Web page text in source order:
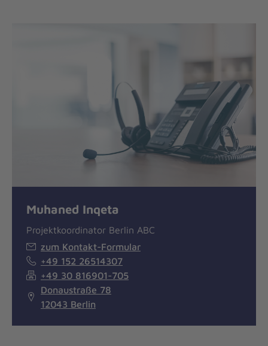
Muhaned Inqeta
Projektkoordinator Berlin ABC
zum Kontakt-Formular
+49 152 26514307
+49 30 816901-705
Donaustraße 78
12043 Berlin